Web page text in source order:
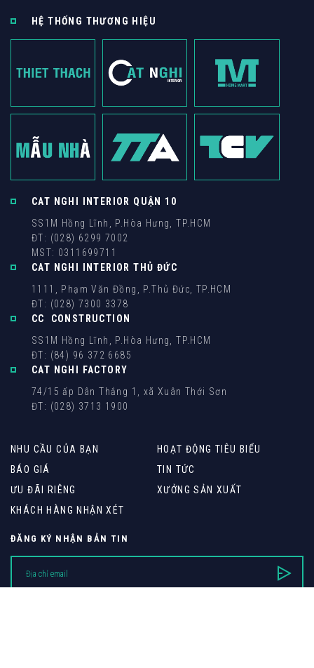
HỆ THỐNG THƯƠNG HIỆU
CAT NGHI INTERIOR QUẬN 10
SS1M Hồng Lĩnh, P.Hòa Hưng, TP.HCM
ĐT: (028) 6299 7002
MST: 0311699711
CAT NGHI INTERIOR THỦ ĐỨC
1111, Phạm Văn Đồng, P.Thủ Đức, TP.HCM
ĐT: (028) 7300 3378
CC CONSTRUCTION
SS1M Hồng Lĩnh, P.Hòa Hưng, TP.HCM
ĐT: (84) 96 372 6685
CAT NGHI FACTORY
74/15 ấp Dân Thắng 1, xã Xuân Thới Sơn
ĐT: (028) 3713 1900
NHU CẦU CỦA BẠN
HOẠT ĐỘNG TIÊU BIỂU
BÁO GIÁ
TIN TỨC
ƯU ĐÃI RIÊNG
XƯỞNG SẢN XUẤT
KHÁCH HÀNG NHẬN XÉT
ĐĂNG KÝ NHẬN BẢN TIN